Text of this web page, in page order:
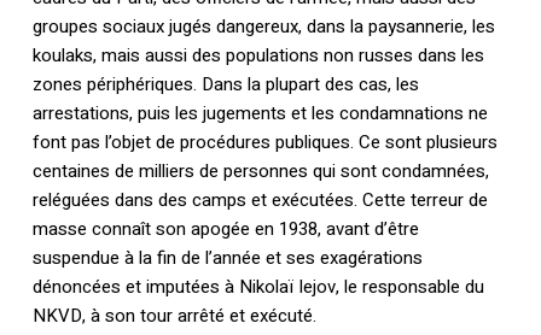
groupes sociaux jugés dangereux, dans la paysannerie, les
koulaks, mais aussi des populations non russes dans les
zones périphériques. Dans la plupart des cas, les
arrestations, puis les jugements et les condamnations ne
font pas l’objet de procédures publiques. Ce sont plusieurs
centaines de milliers de personnes qui sont condamnées,
reléguées dans des camps et exécutées. Cette terreur de
masse connaît son apogée en 1938, avant d’être
suspendue à la fin de l’année et ses exagérations
dénoncées et imputées à Nikolaï Iejov, le responsable du
NKVD, à son tour arrêté et exécuté.